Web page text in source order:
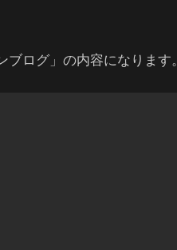
ログ」の内容になります。